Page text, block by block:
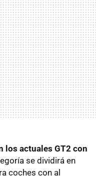
los actuales GT2 con
se dividirá en
coches con al